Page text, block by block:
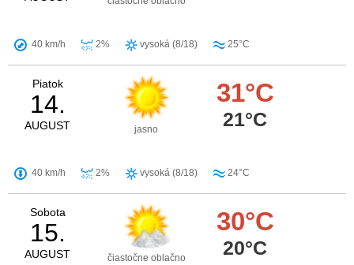
40 km/h 2% vysoká (8/18) 25°C
Piatok
14.
AUGUST jasno
31°C
21°C
40 km/h 2% vysoká (8/18) 24°C
Sobota
15.
AUGUST čiastočne oblačno
30°C
20°C